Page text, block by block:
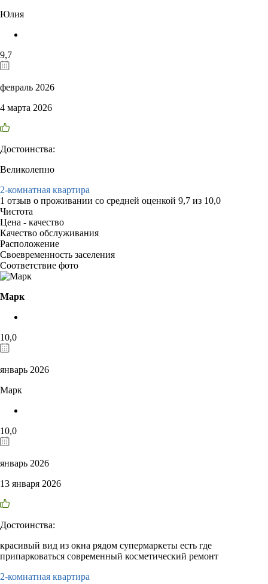
Юлия
9,7
февраль 2026
4 марта 2026
Достоинства:
Великолепно
2-комнатная квартира
1 отзыв о проживании со средней оценкой 9,7 из 10,0
Чистота
Цена - качество
Качество обслуживания
Расположение
Своевременность заселения
Соответствие фото
Марк
10,0
январь 2026
Марк
10,0
январь 2026
13 января 2026
Достоинства:
красивый вид из окна рядом супермаркеты есть где
припарковаться современный косметический ремонт
2-комнатная квартира